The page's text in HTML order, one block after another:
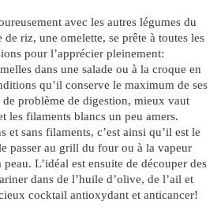
avec les autres légumes du
de riz, une omelette, se prête à toutes les
pour l’apprécier pleinement:
dans une salade ou à la croque en
qu’il conserve le maximum de ses
problème de digestion, mieux vaut
les filaments blancs un peu amers.
et sans filaments, c’est ainsi qu’il est le
passer au grill du four ou à la vapeur
L’idéal est ensuite de découper des
dans de l’huile d’olive, de l’ail et
cocktail antioxydant et anticancer!